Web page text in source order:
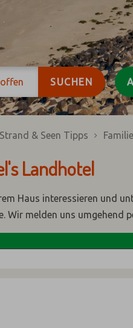
offen SUCHEN
& Seen Tipps
Landhotel
Haus interessieren und
Wir melden uns umgehend